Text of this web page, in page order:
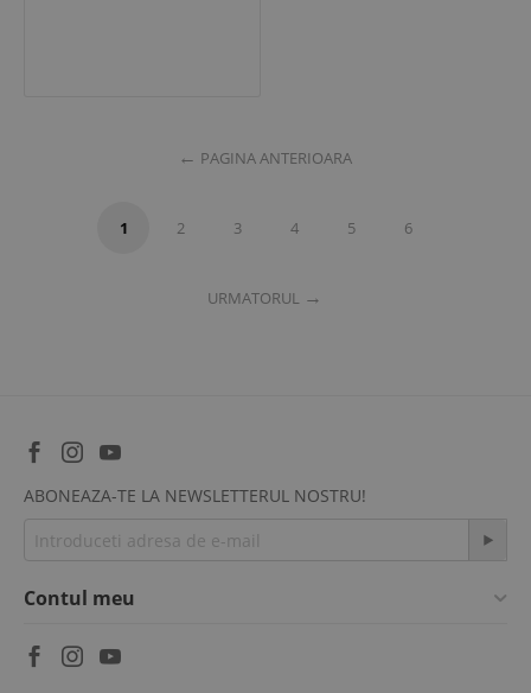
PAGINA ANTERIOARA
1 2 3 4 5 6
URMATORUL
ABONEAZA-TE LA NEWSLETTERUL NOSTRU!
Contul meu